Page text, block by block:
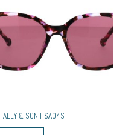
HALLY & SON HSA04S